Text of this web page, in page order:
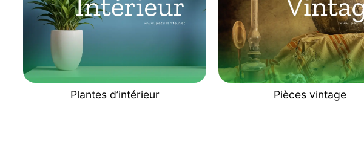
Plantes d’intérieur Pièces vintage